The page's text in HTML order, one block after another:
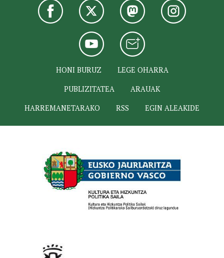
HONI BURUZ
LEGE OHARRA
PUBLIZITATEA
ARAUAK
HARREMANETARAKO
RSS EGIN ALEAKIDE